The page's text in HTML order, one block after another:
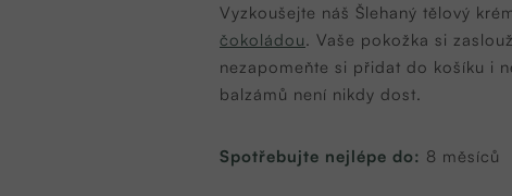
Vyzkoušejte náš Šlehaný tělový
čokoládou. Vaše pokožka si
nezapomeňte si přidat do košíku i
balzámů není nikdy dost.
Spotřebujte nejlépe do: 8 měsíců